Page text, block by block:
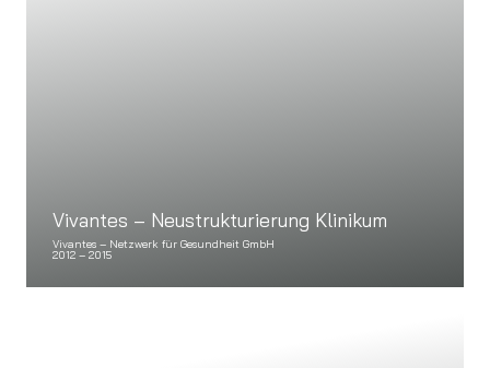
Vivantes – Neustrukturierung Klinikum
Vivantes – Netzwerk für Gesundheit GmbH
2012 – 2015